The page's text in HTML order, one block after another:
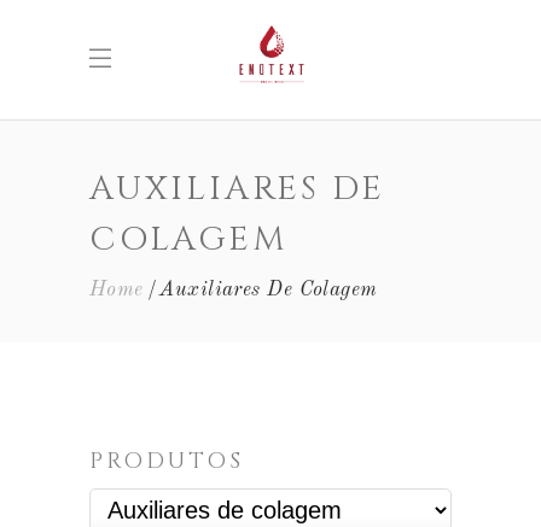
AUXILIARES DE
COLAGEM
Home Auxiliares De Colagem
PRODUTOS